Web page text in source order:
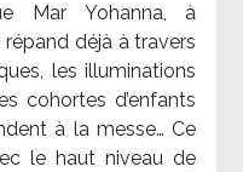
Mar Yohanna, à
déjà à travers
les illuminations
cohortes d’enfants
à la messe… Ce
le haut niveau de